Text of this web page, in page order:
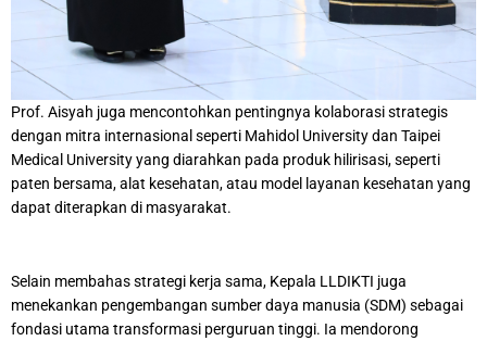
Prof. Aisyah juga mencontohkan pentingnya kolaborasi strategis
dengan mitra internasional seperti Mahidol University dan Taipei
Medical University yang diarahkan pada produk hilirisasi, seperti
paten bersama, alat kesehatan, atau model layanan kesehatan yang
dapat diterapkan di masyarakat.
Selain membahas strategi kerja sama, Kepala LLDIKTI juga
menekankan pengembangan sumber daya manusia (SDM) sebagai
fondasi utama transformasi perguruan tinggi. Ia mendorong